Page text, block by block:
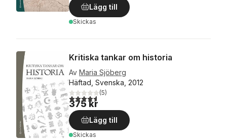
Lägg till
Skickas
Kritiska tankar om historia
Av Maria Sjöberg
Häftad, Svenska, 2012
4,6utav 5 stjärnor. Totalt antal röster:
(5)
375 kr
Lägg till
Skickas